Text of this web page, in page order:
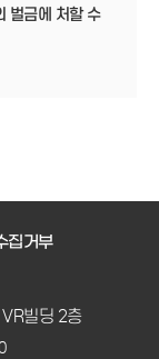
벌금에 처할 수
집거부
빌딩 2층